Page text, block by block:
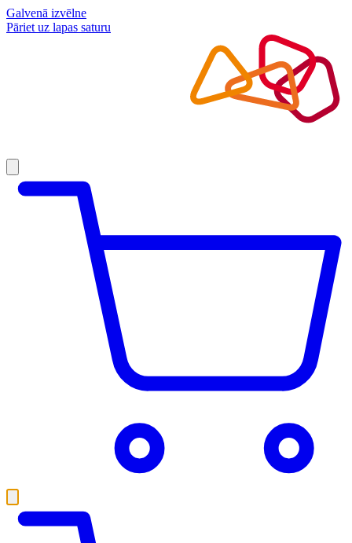
Galvenā izvēlne
Pāriet uz lapas saturu